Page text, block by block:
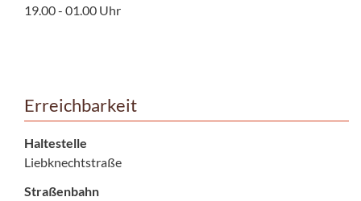
19.00 - 01.00 Uhr
Erreichbarkeit
Haltestelle
Liebknechtstraße
Straßenbahn